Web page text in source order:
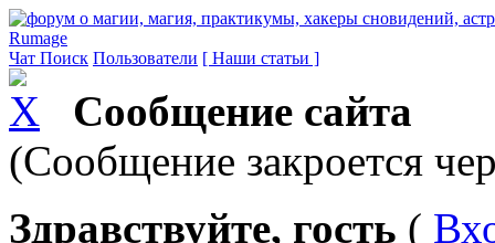
Rumage
Чат Поиск Пользователи [ Наши статьи ]
Сообщение сайта
(Сообщение закроется
Здравствуйте, гость (